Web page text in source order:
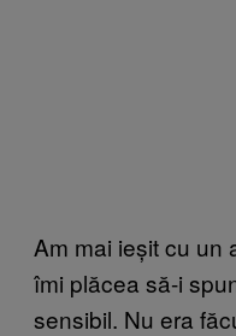
Am mai ieșit cu un
îmi plăcea să-i
sensibil. Nu era